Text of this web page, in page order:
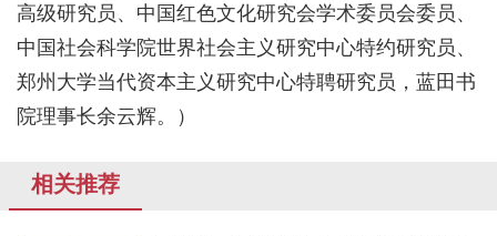
高级研究员、中国红色文化研究会学术委员会委员、
中国社会科学院世界社会主义研究中心特约研究员、
郑州大学当代资本主义研究中心特聘研究员，蓝田书
院理事长余云辉。）
相关推荐